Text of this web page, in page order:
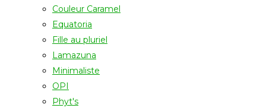
Couleur Caramel
Equatoria
Fille au pluriel
Lamazuna
Minimaliste
OPI
Phyt's